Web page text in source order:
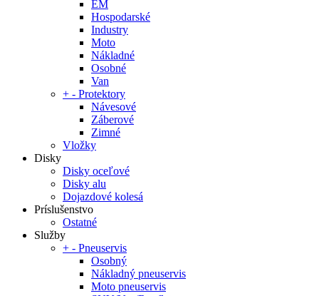
EM
Hospodarské
Industry
Moto
Nákladné
Osobné
Van
+ - Protektory
Návesové
Záberové
Zimné
Vložky
Disky
Disky oceľové
Disky alu
Dojazdové kolesá
Príslušenstvo
Ostatné
Služby
+ - Pneuservis
Osobný
Nákladný pneuservis
Moto pneuservis